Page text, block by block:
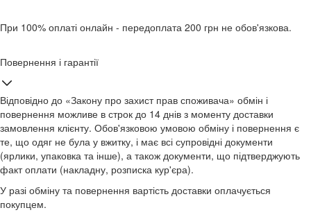
При 100% оплаті онлайн - передоплата 200 грн не обов'язкова.
Повернення і гарантії
Відповідно до «Закону про захист прав споживача» обмін і
повернення можливе в строк до 14 днів з моменту доставки
замовлення клієнту. Обов'язковою умовою обміну і повернення є
те, що одяг не була у вжитку, і має всі супровідні документи
(ярлики, упаковка та інше), а також документи, що підтверджують
факт оплати (накладну, розписка кур'єра).
У разі обміну та повернення вартість доставки оплачується
покупцем.